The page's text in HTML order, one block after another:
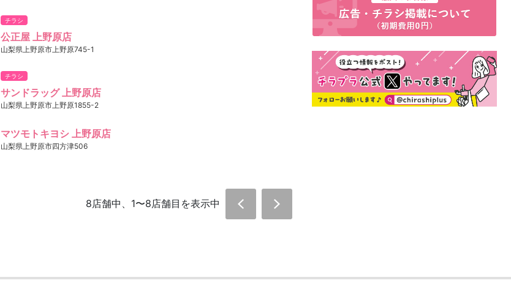
チラシ
公正屋 上野原店
山梨県上野原市上野原745-1
チラシ
サンドラッグ 上野原店
山梨県上野原市上野原1855-2
マツモトキヨシ 上野原店
山梨県上野原市四方津506
8店舗中、1〜8店舗目を表示中